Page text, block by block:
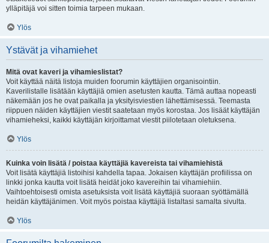
ylläpitäjä voi sitten toimia tarpeen mukaan.
Ylös
Ystävät ja vihamiehet
Mitä ovat kaveri ja vihamieslistat?
Voit käyttää näitä listoja muiden foorumin käyttäjien organisointiin.
Kaverilistalle lisätään käyttäjiä omien asetusten kautta. Tämä auttaa nopeasti
näkemään jos he ovat paikalla ja yksityisviestien lähettämisessä. Teemasta
riippuen näiden käyttäjien viestit saatetaan myös korostaa. Jos lisäät käyttäjän
vihamieheksi, kaikki käyttäjän kirjoittamat viestit piilotetaan oletuksena.
Ylös
Kuinka voin lisätä / poistaa käyttäjiä kavereista tai vihamiehistä
Voit lisätä käyttäjiä listoihisi kahdella tapaa. Jokaisen käyttäjän profiilissa on
linkki jonka kautta voit lisätä heidät joko kavereihin tai vihamiehiin.
Vaihtoehtoisesti omista asetuksista voit lisätä käyttäjiä suoraan syöttämällä
heidän käyttäjänimen. Voit myös poistaa käyttäjiä listaltasi samalta sivulta.
Ylös